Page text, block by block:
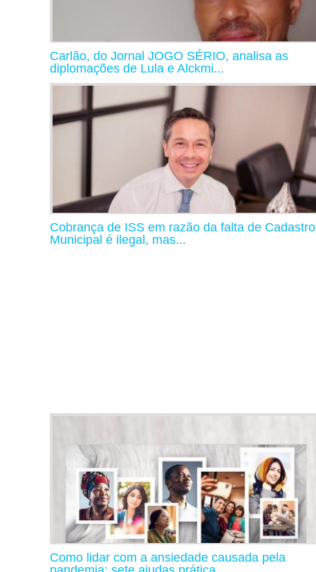
Carlão, do Jornal JOGO SÉRIO, analisa as
diplomações de Lula e Alckmi...
Cobrança de ISS em razão da falta de Cadastro
Municipal é ilegal, mas...
Como lidar com a ansiedade causada pela